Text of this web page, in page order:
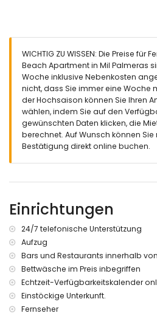
Gemeinschaftspool
Rasengarten mit
Gemeinschaftlicher Garten mit
2 Terrassen, von denen 1
Außendusche
Außensitzbereich und
Weitere Informationen
von der Wohnung
Wohnung
Nächster Flughafen: Flughafen
Kilometern von der Wohnung)
Zweitnächster Flughafen:
(innerhalb von 50 Kilometern
Rauchen nicht erlaubt
Haustiere sind nicht erlaubt
Das Gebäude, in dem sich die
über einen Aufzug.
Die Unterkunft eignet sich sehr
WICHTIG ZU WISSEN: Die Preise für
Beach Apartment in Mil Palmeras
Woche inklusive Nebenkosten
nicht, dass Sie immer eine Woche
der Hochsaison können Sie Ihren
wählen, indem Sie auf den
gewünschten Daten klicken, die
berechnet. Auf Wunsch können
Bestätigung direkt online buchen.
Einrichtungen
24/7 telefonische Unterstützung
Aufzug
Bars und Restaurants innerhalb
Bettwäsche im Preis inbegriffen
Echtzeit-Verfügbarkeitskalender
Einstöckige Unterkunft.
Fernseher